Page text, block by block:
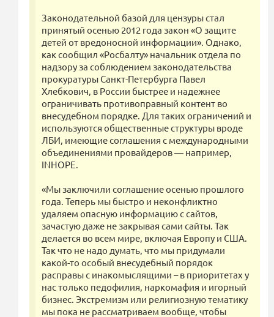
Законодательной базой для цензуры стал
принятый осенью 2012 года закон «О защите
детей от вредоносной информации». Однако,
как сообщил «Росбалту» начальник отдела по
надзору за соблюдением законодательства
прокуратуры Санкт-Петербурга Павел
Хлебкович, в России быстрее и надежнее
ограничивать противоправный контент во
внесудебном порядке. Для таких ограничений и
используются общественные структуры вроде
ЛБИ, имеющие соглашения с международными
объединениями провайдеров — например,
INHOPE.
«Мы заключили соглашение осенью прошлого
года. Теперь мы быстро и неконфликтно
удаляем опасную информацию с сайтов,
зачастую даже не закрывая сами сайты. Так
делается во всем мире, включая Европу и США.
Так что не надо думать, что мы придумали
какой-то особый внесудебный порядок
расправы с инакомыслящими – в приоритетах у
нас только педофилия, наркомафия и игорный
бизнес. Экстремизм или религиозную тематику
мы пока не рассматриваем вообще, чтобы